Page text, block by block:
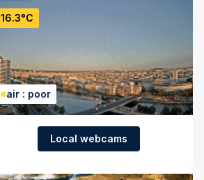
16.3°C
air : poor
Local webcams